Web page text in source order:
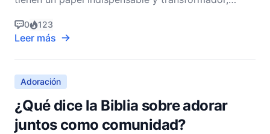
para profundizar la experiencia de adoración. Al
explorar el papel multifacético de las escrituras en
la adoración, se hace evidente que las escritur
0 123
Leer más
Adoración
¿Qué dice la Biblia sobre adorar
juntos como comunidad?